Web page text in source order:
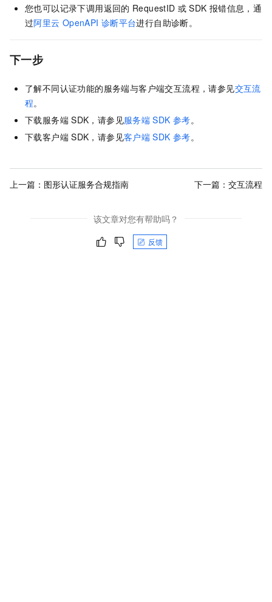
您也可以记录下调用返回的 RequestID 或 SDK 报错信息，通
过阿里云 OpenAPI 诊断平台进行自助诊断。
下一步
了解不同认证功能的服务端与客户端交互流程，请参见交互流
程。
下载服务端 SDK，请参见服务端 SDK 参考。
下载客户端 SDK，请参见客户端 SDK 参考。
上一篇： 图形认证服务合规指南 下一篇： 交互流程
该文章对您有帮助吗？
反馈